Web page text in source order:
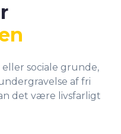
sociale grunde,
af fri
det være livsfarligt